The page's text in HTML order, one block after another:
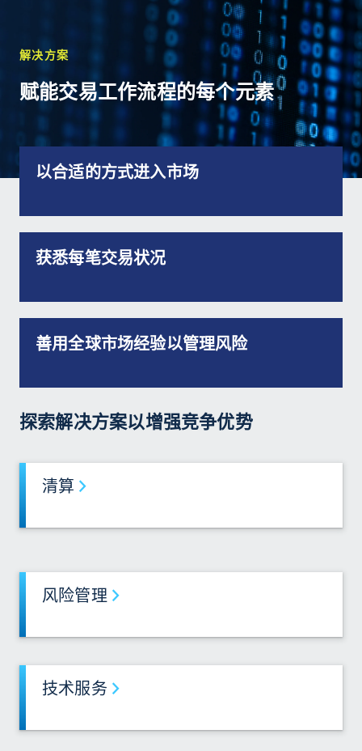
解决方案
赋能交易工作流程的每个元素
以合适的方式进入市场
获悉每笔交易状况
善用全球市场经验以管理风险
探索解决方案以增强竞争优势
清算
风险管理
技术服务